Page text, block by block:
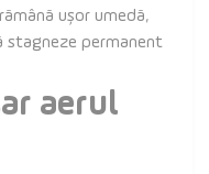
ușor umedă,
stagneze permanent
aerul